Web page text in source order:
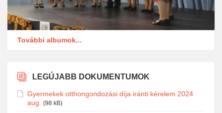
További albumok...
LEGÚJABB DOKUMENTUMOK
Gyermekek otthongondozási díja iránti kérelem 2024
aug.
(98 kB)